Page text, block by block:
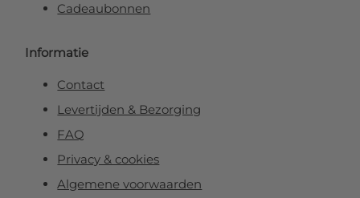
Cadeaubonnen
Informatie
Contact
Levertijden & Bezorging
FAQ
Privacy & cookies
Algemene voorwaarden